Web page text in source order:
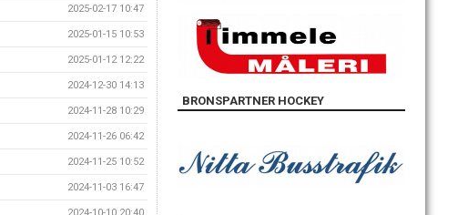
2025-02-17 10:47
2025-01-15 10:53
2025-01-12 12:22
2024-12-30 14:13
2024-11-28 10:29
2024-11-26 06:42
2024-11-25 10:52
2024-11-03 16:47
BRONSPARTNER HOCKEY